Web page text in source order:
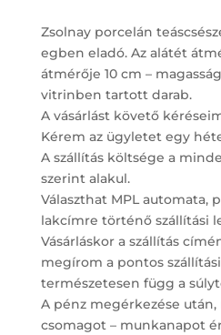
Zsolnay porcelán
egben eladó. Az alátét
átmérője 10 cm –
vitrinben tartott darab.
A vásárlást követő
Kérem az ügyletet egy
A szállítás költsége a
szerint alakul.
Választhat MPL automata,
lakcímre történő szállítási
Vásárláskor a szállítás
megírom a pontos
természetesen függ a
A pénz megérkezése
csomagot – munkanapot